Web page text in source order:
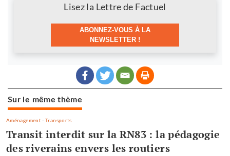
Lisez la Lettre de Factuel
ABONNEZ-VOUS À LA
NEWSLETTER !
Sur le même thème
Aménagement-Transports
Transit interdit sur la RN83 : la pédagogie
des riverains envers les routiers